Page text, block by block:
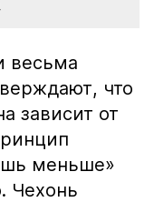
весьма
что
зависит от
меньше»
Чехонь